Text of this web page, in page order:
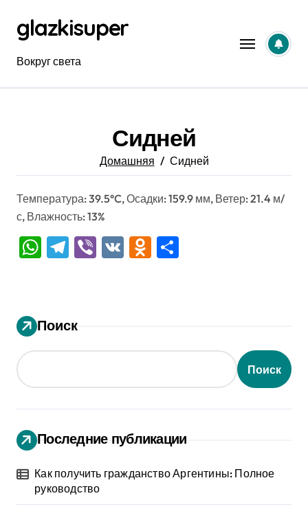
содержанию
glazkisuper
Вокруг света
Сидней
Домашняя Сидней
Температура: 39.5°C, Осадки: 159.9 мм, Ветер: 21.4 м/
с, Влажность: 13%
WhatsApp
Telegram
Viber
VK Odnoklassniki
Поиск
Поиск
Последние публикации
Как получить гражданство Аргентины: Полное
руководство